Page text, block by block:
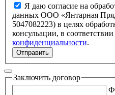
Я даю согласие на
данных ООО «Янтарная
5047082223) в целях обработки запроса и полченя
консульации, в соответствии
конфиденциальности.
Отправить
Заключить договор